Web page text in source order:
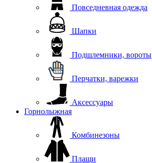
Повседневная одежда
Шапки
Подшлемники, вороты
Перчатки, варежки
Аксессуары
Горнолыжная
Комбинезоны
Плащи